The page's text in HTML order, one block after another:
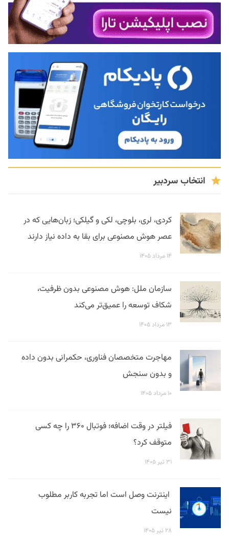
انتخاب سردبیر
کردی، لری، بلوچی، لکی و گیلکی؛ زبان‌هایی که در
عصر هوش مصنوعی برای بقا به داده نیاز دارند
۱۴ مرداد ۱۴۰۵
سازمان ملل: هوش مصنوعی بدون ظرفیت،
شکاف توسعه را عمیق‌تر می‌کند
۱۳ مرداد ۱۴۰۵
مهاجرت متخصصان فناوری، حکمرانی بدون داده
و بدون سنجش
۱۰ مرداد ۱۴۰۵
فیلتر در وقت اضافه؛ فوتبال ۳۶۰ را چه کسی
متوقف کرد؟
۳۱ تیر ۱۴۰۵
اینترنت وصل است اما تجربه کاربر مطلوب
نیست
۲۸ تیر ۱۴۰۵